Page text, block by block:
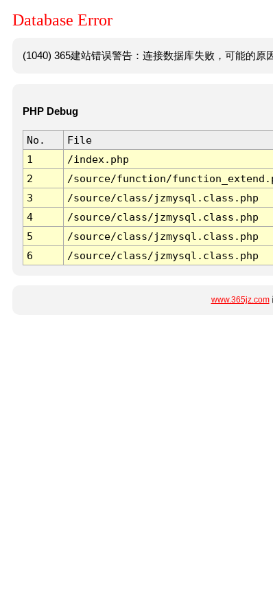
Database Error
(1040) 365建站错误警告：连接数据库失败，可能的原
PHP Debug
No. File
1
/index.php
2
/source/function/
3
/source/class/jzmysql.class.php
4
/source/class/jzmysql.class.php
5
/source/class/jzmysql.class.php
6
/source/class/jzmysql.class.php
www.365jz.com